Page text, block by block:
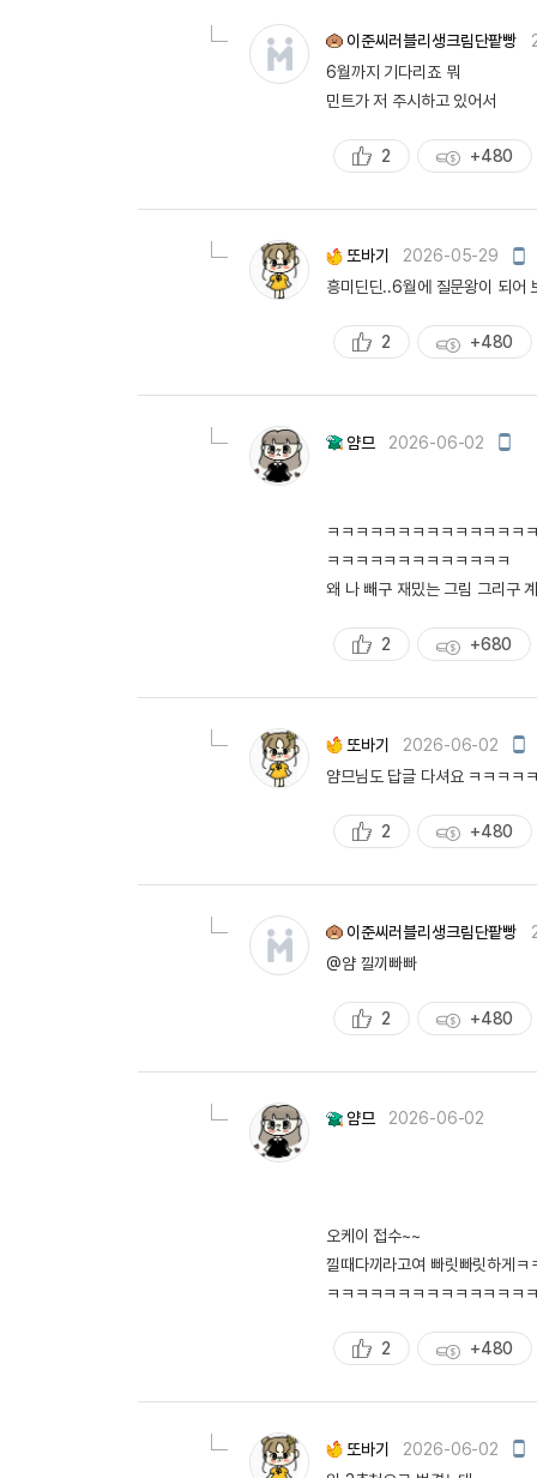
이준씨러블리생크림단팥빵
6월까지 기다리죠 뭐
민트가 저 주시하고 있어서
추
2
획
+480
또바기 2026-05-29
모
일
성
흥미딘딘..6월에 질문왕이 되어
추
천
2
획
득
+480
얌므 2026-06-02
모
ㅋㅋㅋㅋㅋㅋㅋㅋㅋㅋㅋㅋㅋㅋ
ㅋㅋㅋㅋㅋㅋㅋㅋㅋㅋㅋㅋㅋ
왜 나 빼구 재밌는 그림 그리구
추
천
2
획
득
+680
또바기 2026-06-02
모
일
성
얌므님도 답글 다셔요 ㅋㅋㅋㅋ
추
천
2
획
득
+480
이준씨러블리생크림단팥빵
@얌 낄끼빠빠
추
2
획
+480
얌므 2026-06-02
오케이 접수~~
낄때다끼라고여 빠릿빠릿하게ㅋ
ㅋㅋㅋㅋㅋㅋㅋㅋㅋㅋㅋㅋㅋㅋ
추
천
2
획
득
+480
또바기 2026-06-02
모